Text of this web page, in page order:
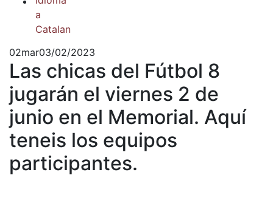
02mar03/02/2023
Las chicas del Fútbol 8
jugarán el viernes 2 de
junio en el Memorial. Aquí
teneis los equipos
participantes.